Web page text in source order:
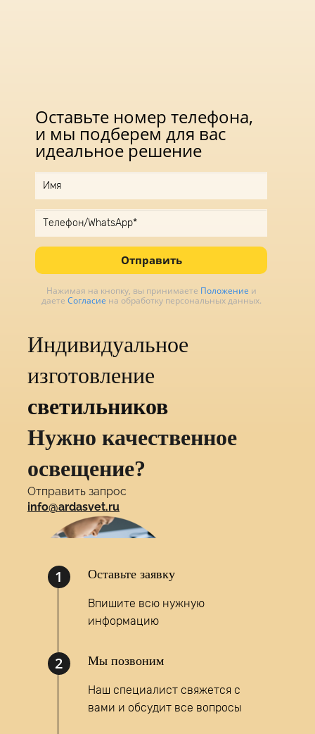
Оставьте номер телефона,
и мы подберем для вас
идеальное решение
Отправить
Нажимая на кнопку, вы принимаете Положение и
даете Согласие на обработку персональных данных.
Индивидуальное
изготовление
светильников
Нужно качественное
освещение?
Отправить запрос
info@ardasvet.ru
1 Оставьте заявку
Впишите всю нужную
информацию
2 Мы позвоним
Наш специалист свяжется с
вами и обсудит все вопросы